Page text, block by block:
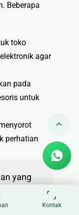
Beberapa
toko
agar
pada
untuk
perhatian
yang
terang
Kontak